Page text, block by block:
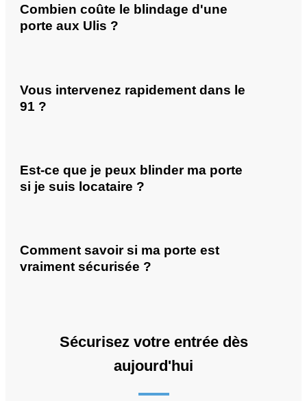
Combien coûte le blindage d'une
porte aux Ulis ?
Vous intervenez rapidement dans le
91 ?
Est-ce que je peux blinder ma porte
si je suis locataire ?
Comment savoir si ma porte est
vraiment sécurisée ?
Sécurisez votre entrée dès
aujourd'hui